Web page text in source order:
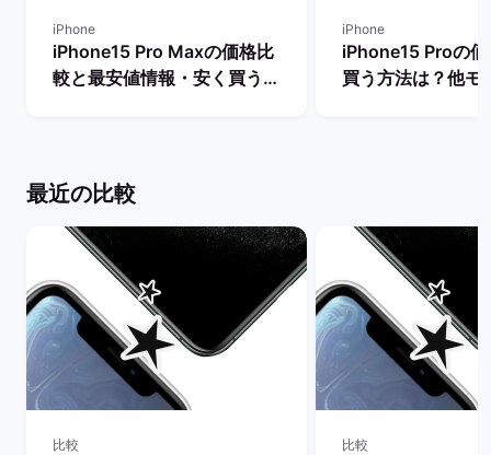
iPhone
iPhone15 Pro Maxの価格比
較と最安値情報・安く買う方
iPhone
iPhone15 Proの
買う方法は？他モ
最近の比較
比較 比較